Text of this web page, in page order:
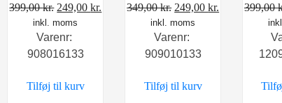
399,00kr. Den
oprindelige
pris
var:
249,00kr.
inkl. moms
Varenr:
908016133
Tilføj til kurv
349,00kr. Den
oprindelige
pris
var:
249,00kr.
inkl. moms
Varenr:
909010133
Tilføj til kurv
399,00